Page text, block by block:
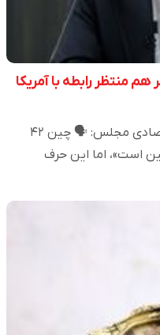
۴۰ سال دیگر هم منتظر رابطه با آمریکا
💬منوچهر متکی، عضو کمیسیون اقتصادی مجلس: 🗣️ چین ۴۲
است»، اما این حرف